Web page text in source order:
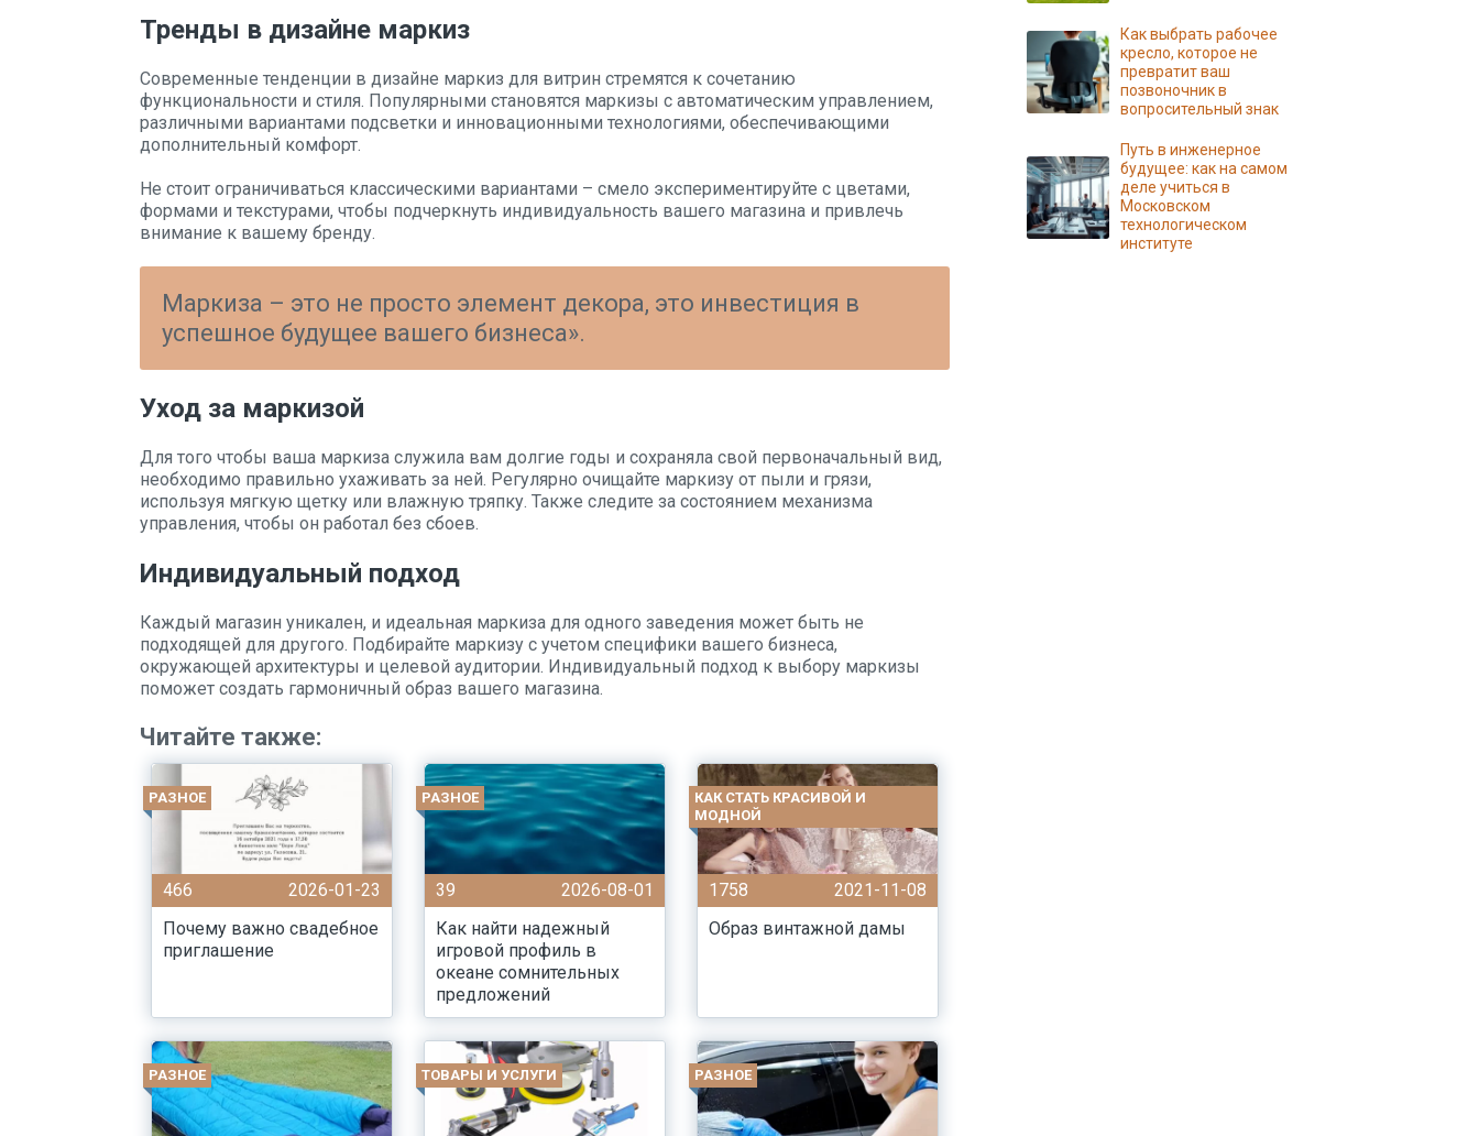
Тренды в дизайне маркиз
Современные тенденции в дизайне маркиз для витрин стремятся к сочетанию
функциональности и стиля. Популярными становятся маркизы с автоматическим управлением,
различными вариантами подсветки и инновационными технологиями, обеспечивающими
дополнительный комфорт.
Не стоит ограничиваться классическими вариантами – смело экспериментируйте с цветами,
формами и текстурами, чтобы подчеркнуть индивидуальность вашего магазина и привлечь
внимание к вашему бренду.
Маркиза – это не просто элемент декора, это инвестиция в
успешное будущее вашего бизнеса».
Уход за маркизой
Для того чтобы ваша маркиза служила вам долгие годы и сохраняла свой первоначальный вид,
необходимо правильно ухаживать за ней. Регулярно очищайте маркизу от пыли и грязи,
используя мягкую щетку или влажную тряпку. Также следите за состоянием механизма
управления, чтобы он работал без сбоев.
Индивидуальный подход
Каждый магазин уникален, и идеальная маркиза для одного заведения может быть не
подходящей для другого. Подбирайте маркизу с учетом специфики вашего бизнеса,
окружающей архитектуры и целевой аудитории. Индивидуальный подход к выбору маркизы
поможет создать гармоничный образ вашего магазина.
Читайте также:
РАЗНОЕ
466
2026-01-23
Почему важно свадебное
приглашение
РАЗНОЕ
39
2026-08-01
Как найти надежный
игровой профиль в
океане сомнительных
предложений
КАК СТАТЬ КРАСИВОЙ И
МОДНОЙ
1758
2021-11-08
Образ винтажной дамы
РАЗНОЕ ТОВАРЫ И УСЛУГИ РАЗНОЕ
Как выбрать рабочее
кресло, которое не
превратит ваш
позвоночник в
вопросительный знак
Путь в инженерное
будущее: как на самом
деле учиться в
Московском
технологическом
институте